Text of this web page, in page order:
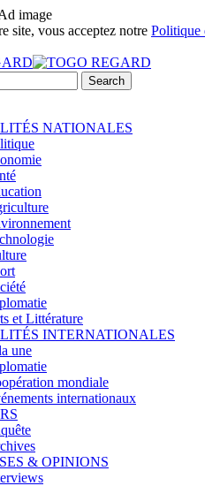
site, vous acceptez notre Politique
NATIONALES
et Littérature
INTERNATIONALES
une
mondiale
internationaux
& OPINIONS